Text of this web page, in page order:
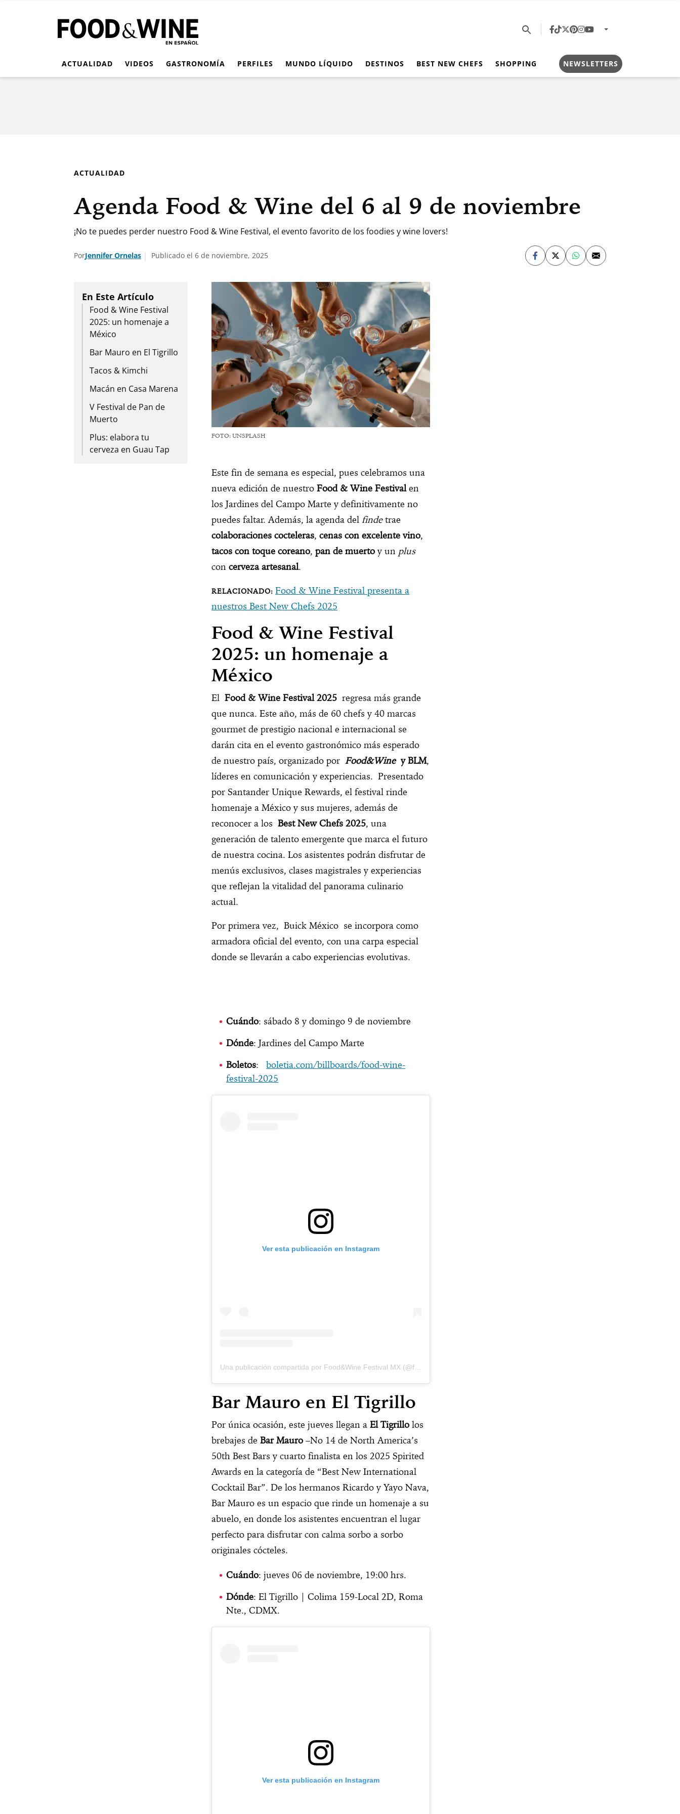
ACTUALIDAD VIDEOS GASTRONOMÍA PERFILES MUNDO LÍQUIDO DESTINOS BEST NEW CHEFS SHOPPING NEWSLETTERS
ACTUALIDAD
Agenda Food & Wine del 6 al 9 de noviembre
¡No te puedes perder nuestro Food & Wine Festival, el evento favorito de los foodies y wine lovers!
PorJennifer Ornelas Publicado el 6 de noviembre, 2025
Food & Wine Festival
2025: un homenaje a
México
Bar Mauro en El Tigrillo
Tacos & Kimchi
Macán en Casa Marena
V Festival de Pan de
Muerto
Plus: elabora tu
cerveza en Guau Tap
FOTO: UNSPLASH
Este fin de semana es especial, pues celebramos una
nueva edición de nuestro Food & Wine Festivalen
los Jardines del Campo Marte y definitivamente no
puedes faltar. Además, la agenda del findetrae
colaboraciones cocteleras, cenas con excelente vino,
tacos con toque coreano, pan de muerto y un plus
con cerveza artesanal.
Food & Wine Festival presenta a
nuestros Best New Chefs 2025
Food & Wine Festival
2025: un homenaje a
México
El Food & Wine Festival 2025 regresa más grande
que nunca. Este año, más de 60 chefs y 40 marcas
gourmet de prestigio nacional e internacional se
darán cita en el evento gastronómico más esperado
de nuestro país, organizado por Food&Winey BLM,
líderes en comunicación y experiencias. Presentado
por Santander Unique Rewards, el festival rinde
homenaje a México y sus mujeres, además de
reconocer a los Best New Chefs 2025, una
generación de talento emergente que marca el futuro
de nuestra cocina. Los asistentes podrán disfrutar de
menús exclusivos, clases magistrales y experiencias
que reflejan la vitalidad del panorama culinario
actual.
Por primera vez, Buick México se incorpora como
armadora oficial del evento, con una carpa especial
donde se llevarán a cabo experiencias evolutivas.
Cuándo: sábado 8 y domingo 9 de noviembre
Dónde: Jardines del Campo Marte
Boletos: boletia.com/billboards/food-wine-
festival-2025
Ver esta publicación en Instagram
Bar Mauro en El Tigrillo
Por única ocasión, este jueves llegan a El Tigrillo los
brebajes de Bar Mauro –No 14 de North America’s
50th Best Bars y cuarto finalista en los 2025 Spirited
Awards en la categoría de “Best New International
Cocktail Bar”. De los hermanos Ricardo y Yayo Nava,
Bar Mauro es un espacio que rinde un homenaje a su
abuelo, en donde los asistentes encuentran el lugar
perfecto para disfrutar con calma sorbo a sorbo
originales cócteles.
Cuándo: jueves 06 de noviembre, 19:00 hrs.
Dónde: El Tigrillo | Colima 159-Local 2D, Roma
Nte., CDMX.
Ver esta publicación en Instagram